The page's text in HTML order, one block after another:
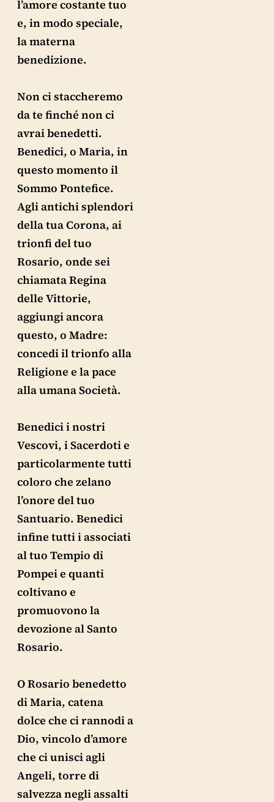
l’amore costante tuo
e, in modo speciale,
la materna
benedizione.
Non ci staccheremo
da te finché non ci
avrai benedetti.
Benedici, o Maria, in
questo momento il
Sommo Pontefice.
Agli antichi splendori
della tua Corona, ai
trionfi del tuo
Rosario, onde sei
chiamata Regina
delle Vittorie,
aggiungi ancora
questo, o Madre:
concedi il trionfo alla
Religione e la pace
alla umana Società.
Benedici i nostri
Vescovi, i Sacerdoti e
particolarmente tutti
coloro che zelano
l’onore del tuo
Santuario. Benedici
infine tutti i associati
al tuo Tempio di
Pompei e quanti
coltivano e
promuovono la
devozione al Santo
Rosario.
O Rosario benedetto
di Maria, catena
dolce che ci rannodi a
Dio, vincolo d’amore
che ci unisci agli
Angeli, torre di
salvezza negli assalti